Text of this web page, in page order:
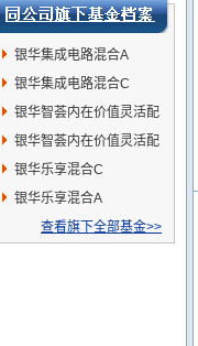
银华集成电路混合A
银华集成电路混合C
银华智荟内在价值灵活配
置混合发起A
银华智荟内在价值灵活配
置混合发起C
银华乐享混合C
银华乐享混合A
查看旗下全部基金>>